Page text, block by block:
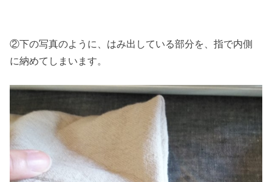
②下の写真のように、はみ出している部分を、指で内側
に納めてしまいます。